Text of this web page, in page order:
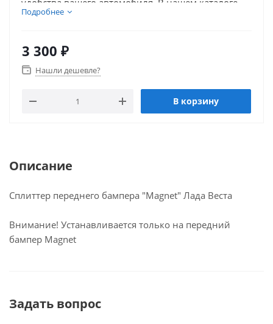
удобства вашего автомобиля. В нашем каталоге
так же присутствует множество товаров для
Подробнее
3 300 ₽
Нашли дешевле?
В корзину
Описание
Сплиттер переднего бампера "Magnet" Лада Веста
Внимание! Устанавливается только на передний
бампер Magnet
Задать вопрос